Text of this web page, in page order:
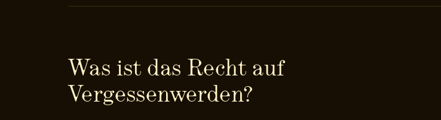
Was ist das Recht auf
Vergessenwerden?